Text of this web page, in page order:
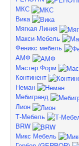
МКС
Вика
Мягкая Линия
Макси-Мебель
Феникс мебель
АМФ
Мастер Форм
Континент
Неман
Мебигранд
Лион
Т-Мебель
BRW
Микс Мебель